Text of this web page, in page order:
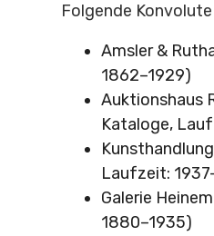
Folgende
Amsler &
1862–1929)
Auktionshaus
Kataloge,
Laufzeit:
Galerie
1880–1935)